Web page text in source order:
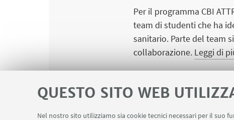
QUESTO SITO WEB
Nel nostro sito utilizziamo sia cookie tecnici necessari per il
Per il programma CBI
team di studenti che ha
sanitario. Parte del team
collaborazione. Leggi di